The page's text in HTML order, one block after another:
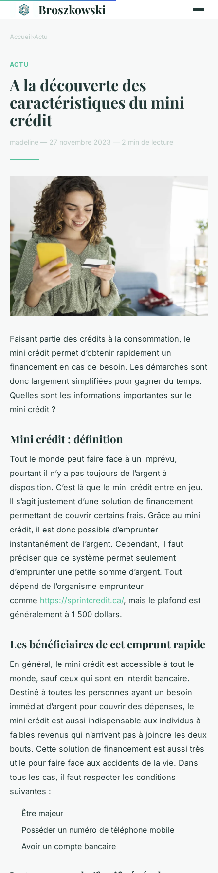
Broszkowski
Accueil›Actu
ACTU
A la découverte des
caractéristiques du mini
crédit
madeline — 27 novembre 2023 — 2 min de lecture
Faisant partie des crédits à la consommation, le
mini crédit permet d’obtenir rapidement un
financement en cas de besoin. Les démarches sont
donc largement simplifiées pour gagner du temps.
Quelles sont les informations importantes sur le
mini crédit ?
Mini crédit : définition
Tout le monde peut faire face à un imprévu,
pourtant il n’y a pas toujours de l’argent à
disposition. C’est là que le mini crédit entre en jeu.
Il s’agit justement d’une solution de financement
permettant de couvrir certains frais. Grâce au mini
crédit, il est donc possible d’emprunter
instantanément de l’argent. Cependant, il faut
préciser que ce système permet seulement
d’emprunter une petite somme d’argent. Tout
dépend de l’organisme emprunteur
comme https://sprintcredit.ca/, mais le plafond est
généralement à 1 500 dollars.
Les bénéficiaires de cet emprunt rapide
En général, le mini crédit est accessible à tout le
monde, sauf ceux qui sont en interdit bancaire.
Destiné à toutes les personnes ayant un besoin
immédiat d’argent pour couvrir des dépenses, le
mini crédit est aussi indispensable aux individus à
faibles revenus qui n’arrivent pas à joindre les deux
bouts. Cette solution de financement est aussi très
utile pour faire face aux accidents de la vie. Dans
tous les cas, il faut respecter les conditions
suivantes :
Être majeur
Posséder un numéro de téléphone mobile
Avoir un compte bancaire